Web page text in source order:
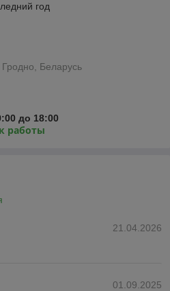
год
Беларусь
до 18:00
работы
21.04.2026
01.09.2025